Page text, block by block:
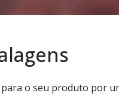
o seu produto por